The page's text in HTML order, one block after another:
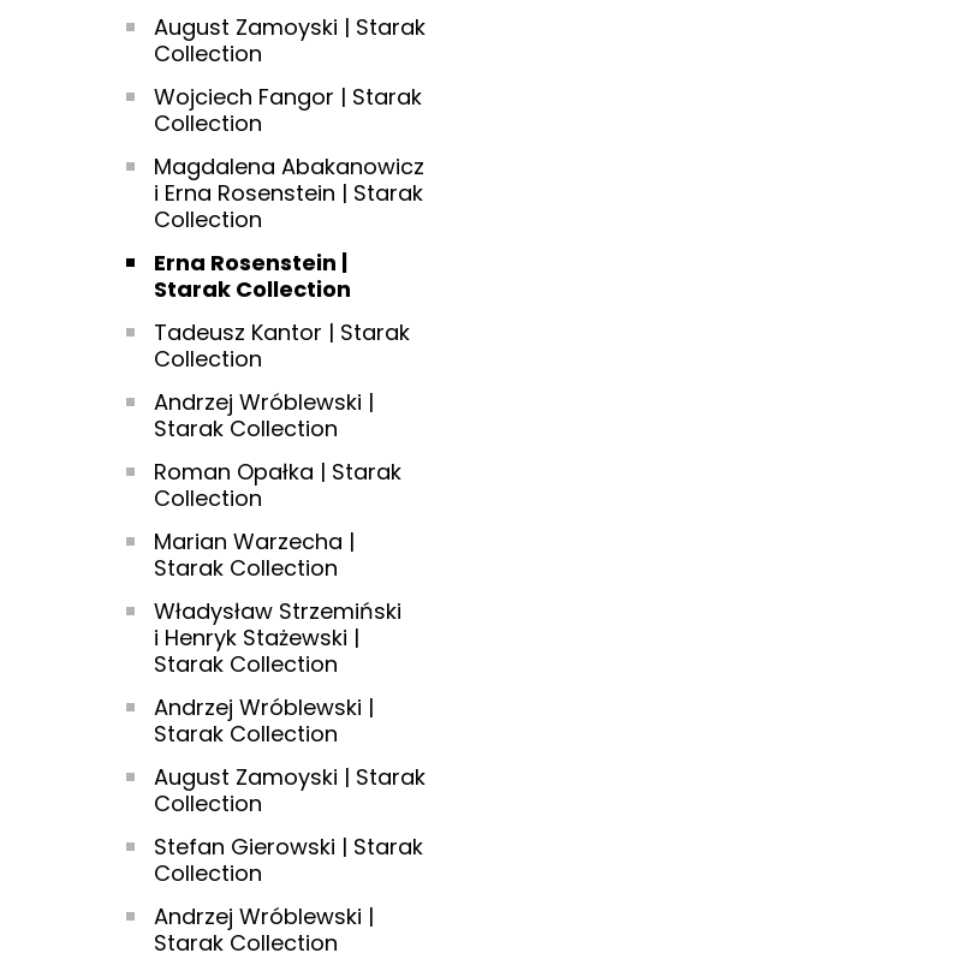
August Zamoyski | Starak
Collection
Wojciech Fangor | Starak
Collection
Magdalena Abakanowicz
i Erna Rosenstein | Starak
Collection
Erna Rosenstein |
Starak Collection
Tadeusz Kantor | Starak
Collection
Andrzej Wróblewski |
Starak Collection
Roman Opałka | Starak
Collection
Marian Warzecha |
Starak Collection
Władysław Strzemiński
i Henryk Stażewski |
Starak Collection
Andrzej Wróblewski |
Starak Collection
August Zamoyski | Starak
Collection
Stefan Gierowski | Starak
Collection
Andrzej Wróblewski |
Starak Collection